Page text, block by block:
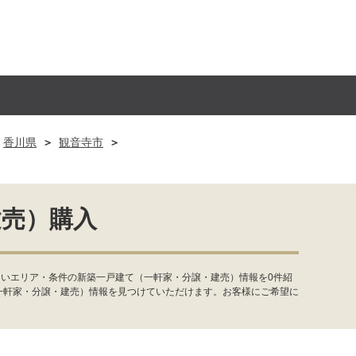
香川県 観音寺市
）購入
エリア・条件の新築一戸建て（一軒家・分譲・建売）情報を0件紹
家・分譲・建売）情報を見つけていただけます。お客様にご希望に